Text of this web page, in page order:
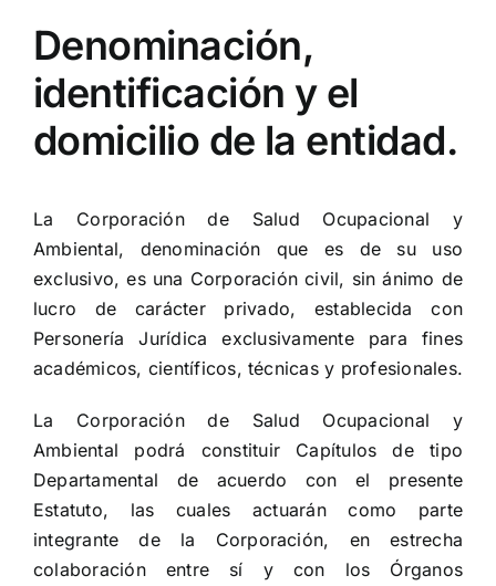
Denominación,
identificación y el
domicilio de la entidad.
La Corporación de Salud Ocupacional y
Ambiental, denominación que es de su uso
exclusivo, es una Corporación civil, sin ánimo de
lucro de carácter privado, establecida con
Personería Jurídica exclusivamente para fines
académicos, científicos, técnicas y profesionales.
La Corporación de Salud Ocupacional y
Ambiental podrá constituir Capítulos de tipo
Departamental de acuerdo con el presente
Estatuto, las cuales actuarán como parte
integrante de la Corporación, en estrecha
colaboración entre sí y con los Órganos